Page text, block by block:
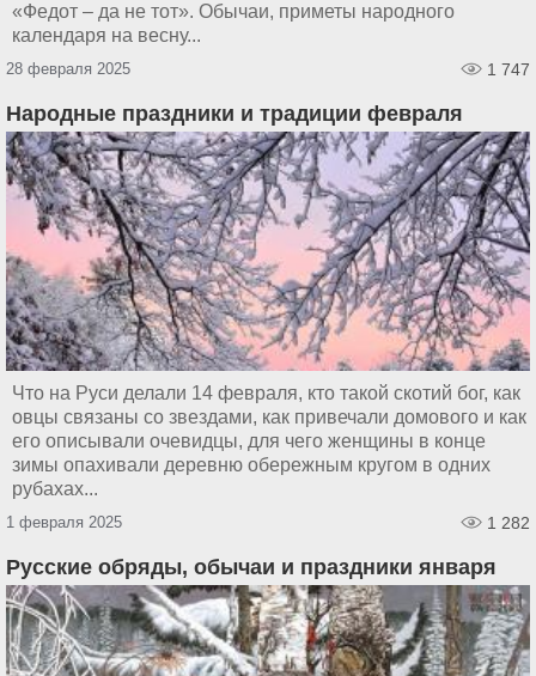
«Федот – да не тот». Обычаи, приметы народного
календаря на весну...
28 февраля 2025 1 747
Народные праздники и традиции февраля
Что на Руси делали 14 февраля, кто такой скотий бог, как
овцы связаны со звездами, как привечали домового и как
его описывали очевидцы, для чего женщины в конце
зимы опахивали деревню обережным кругом в одних
рубахах...
1 февраля 2025 1 282
Русские обряды, обычаи и праздники января